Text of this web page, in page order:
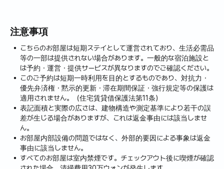
注意事項
こちらのお部屋は短期ステイとして運営されており、生活必需品
等の一部は提供されない場合があります。一般的な宿泊施設と
は予約・運営・提供サービスが異なりますのでご確認ください。
このご予約は短期一時利用を目的とするものであり、対抗力・
優先弁済権・黙示的更新・滞在期間保証・強行規定等の保護は
適用されません。（住宅賃貸借保護法第11条）
表記面積と実際の広さは、建物構造や測定基準により若干の誤
差が生じる場合がありますが、これは返金事由には該当しませ
ん。
お部屋内部設備の問題ではなく、外部的要因による事象は返金
事由に該当しません。
すべてのお部屋は室内禁煙です。チェックアウト後に喫煙が確認